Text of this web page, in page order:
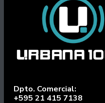
Dpto. Comercial:
+595 21 415 7138